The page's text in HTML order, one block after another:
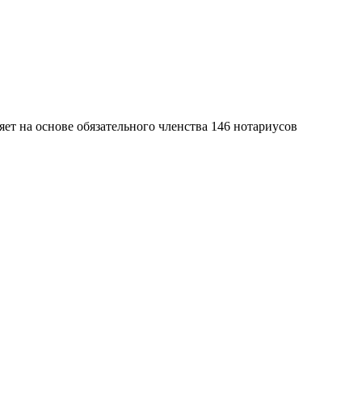
на основе обязательного членства 146 нотариусов